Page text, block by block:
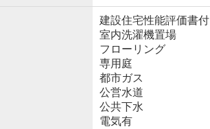
建設住宅性能評価書付
室内洗濯機置場
フローリング
専用庭
都市ガス
公営水道
公共下水
電気有